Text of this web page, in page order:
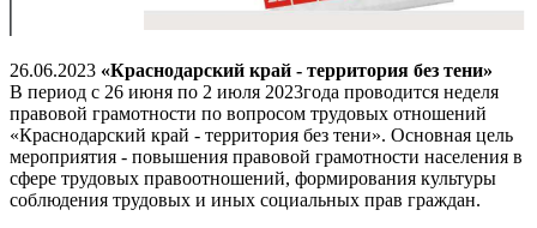
26.06.2023 «Краснодарский край - территория без тени»
В период с 26 июня по 2 июля 2023года проводится неделя
правовой грамотности по вопросом трудовых отношений
«Краснодарский край - территория без тени». Основная цель
мероприятия - повышения правовой грамотности населения в
сфере трудовых правоотношений, формирования культуры
соблюдения трудовых и иных социальных прав граждан.